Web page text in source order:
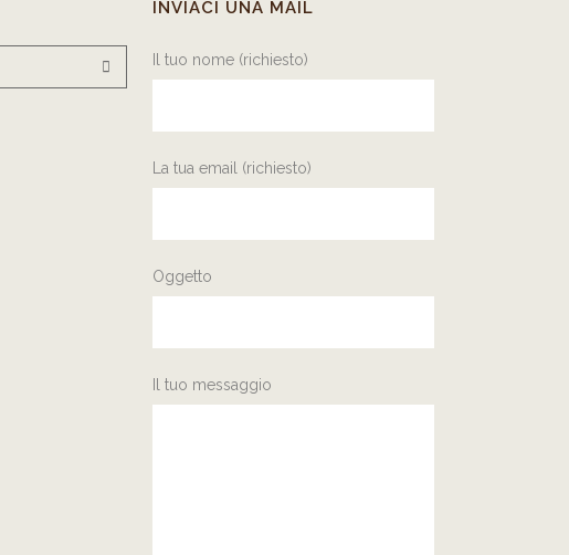
INVIACI UNA MAIL
Il tuo nome (richiesto)
La tua email (richiesto)
Oggetto
Il tuo messaggio